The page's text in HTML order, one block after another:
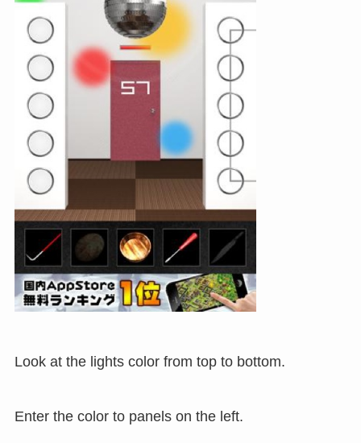
Look at the lights color from top to bottom.
Enter the color to panels on the left.